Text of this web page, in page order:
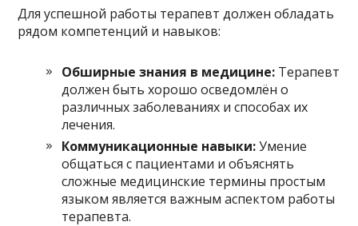
Для успешной работы терапевт должен обладать
рядом компетенций и навыков:
Обширные знания в медицине: Терапевт
должен быть хорошо осведомлён о
различных заболеваниях и способах их
лечения.
Коммуникационные навыки:Умение
общаться с пациентами и объяснять
сложные медицинские термины простым
языком является важным аспектом работы
терапевта.